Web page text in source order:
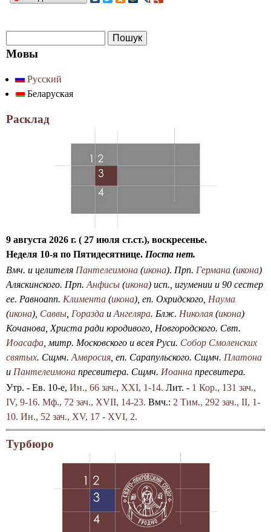
Ф
р
м
а
о
у
к
Мовы
Русский
Беларуская
Расклад
9 августа 2026 г. ( 27 июля ст.ст.), воскресенье.
Неделя 10-я по Пятидесятнице. Поста нет.
Вмч. и целителя Пантелеимона (икона). Прп. Германа (икона)
Аляскинского. Прп. Анфисы (икона) исп., игумении и 90 сестер
ее. Равноапп. Климента (икона), еп. Охридского, Наума
(икона), Саввы Горазда и Ангеляра. Блж. Николая (икона)
Кочанова, Христа ради юродивого, Новгородского. Свт.
Иоасафа , митр. Московского и всея Руси. Собор Смоленских
святых. Сщмч. Амвросия , еп. Сарапульского. Сщмч. Платона
и Пантелеимона пресвитера. Сщмч. Иоанна пресвитера.
Утр. - Ев. 10-е, Ин., 66 зач., XXI, 1-14. Лит. - 1 Кор., 131 зач.,
IV, 9-16. Мф., 72 зач., XVII, 14-23. Вмч.: 2 Тим., 292 зач., II, 1-
10. Ин., 52 зач., XV, 17 - XVI, 2.
Турбюро